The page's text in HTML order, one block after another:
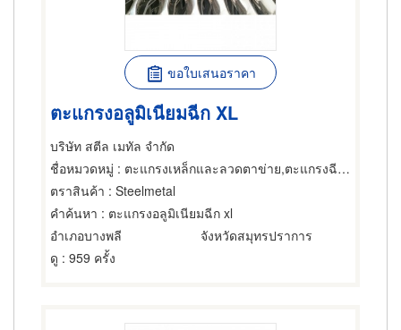
ขอใบเสนอราคา
ตะแกรงอลูมิเนียมฉีก XL
บริษัท สตีล เมทัล จำกัด
ชื่อหมวดหมู่ : ตะแกรงเหล็กและลวดตาข่าย,ตะแกรงฉีกหรือตะแกรงยืด,ตะแกรงเหล็กและลวดตาข่าย
ตราสินค้า : Steelmetal
คำค้นหา : ตะแกรงอลูมิเนียมฉีก xl
อำเภอบางพลี
จังหวัดสมุทรปราการ
ดู : 959 ครั้ง